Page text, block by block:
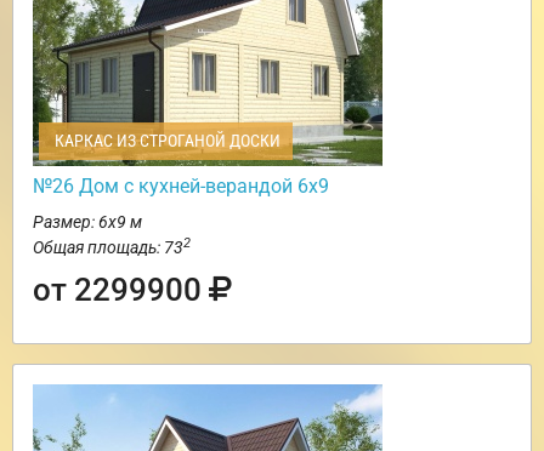
КАРКАС ИЗ СТРОГАНОЙ ДОСКИ
№26 Дом с кухней-верандой 6х9
Размер: 6х9 м
Общая площадь: 732
от 2299900